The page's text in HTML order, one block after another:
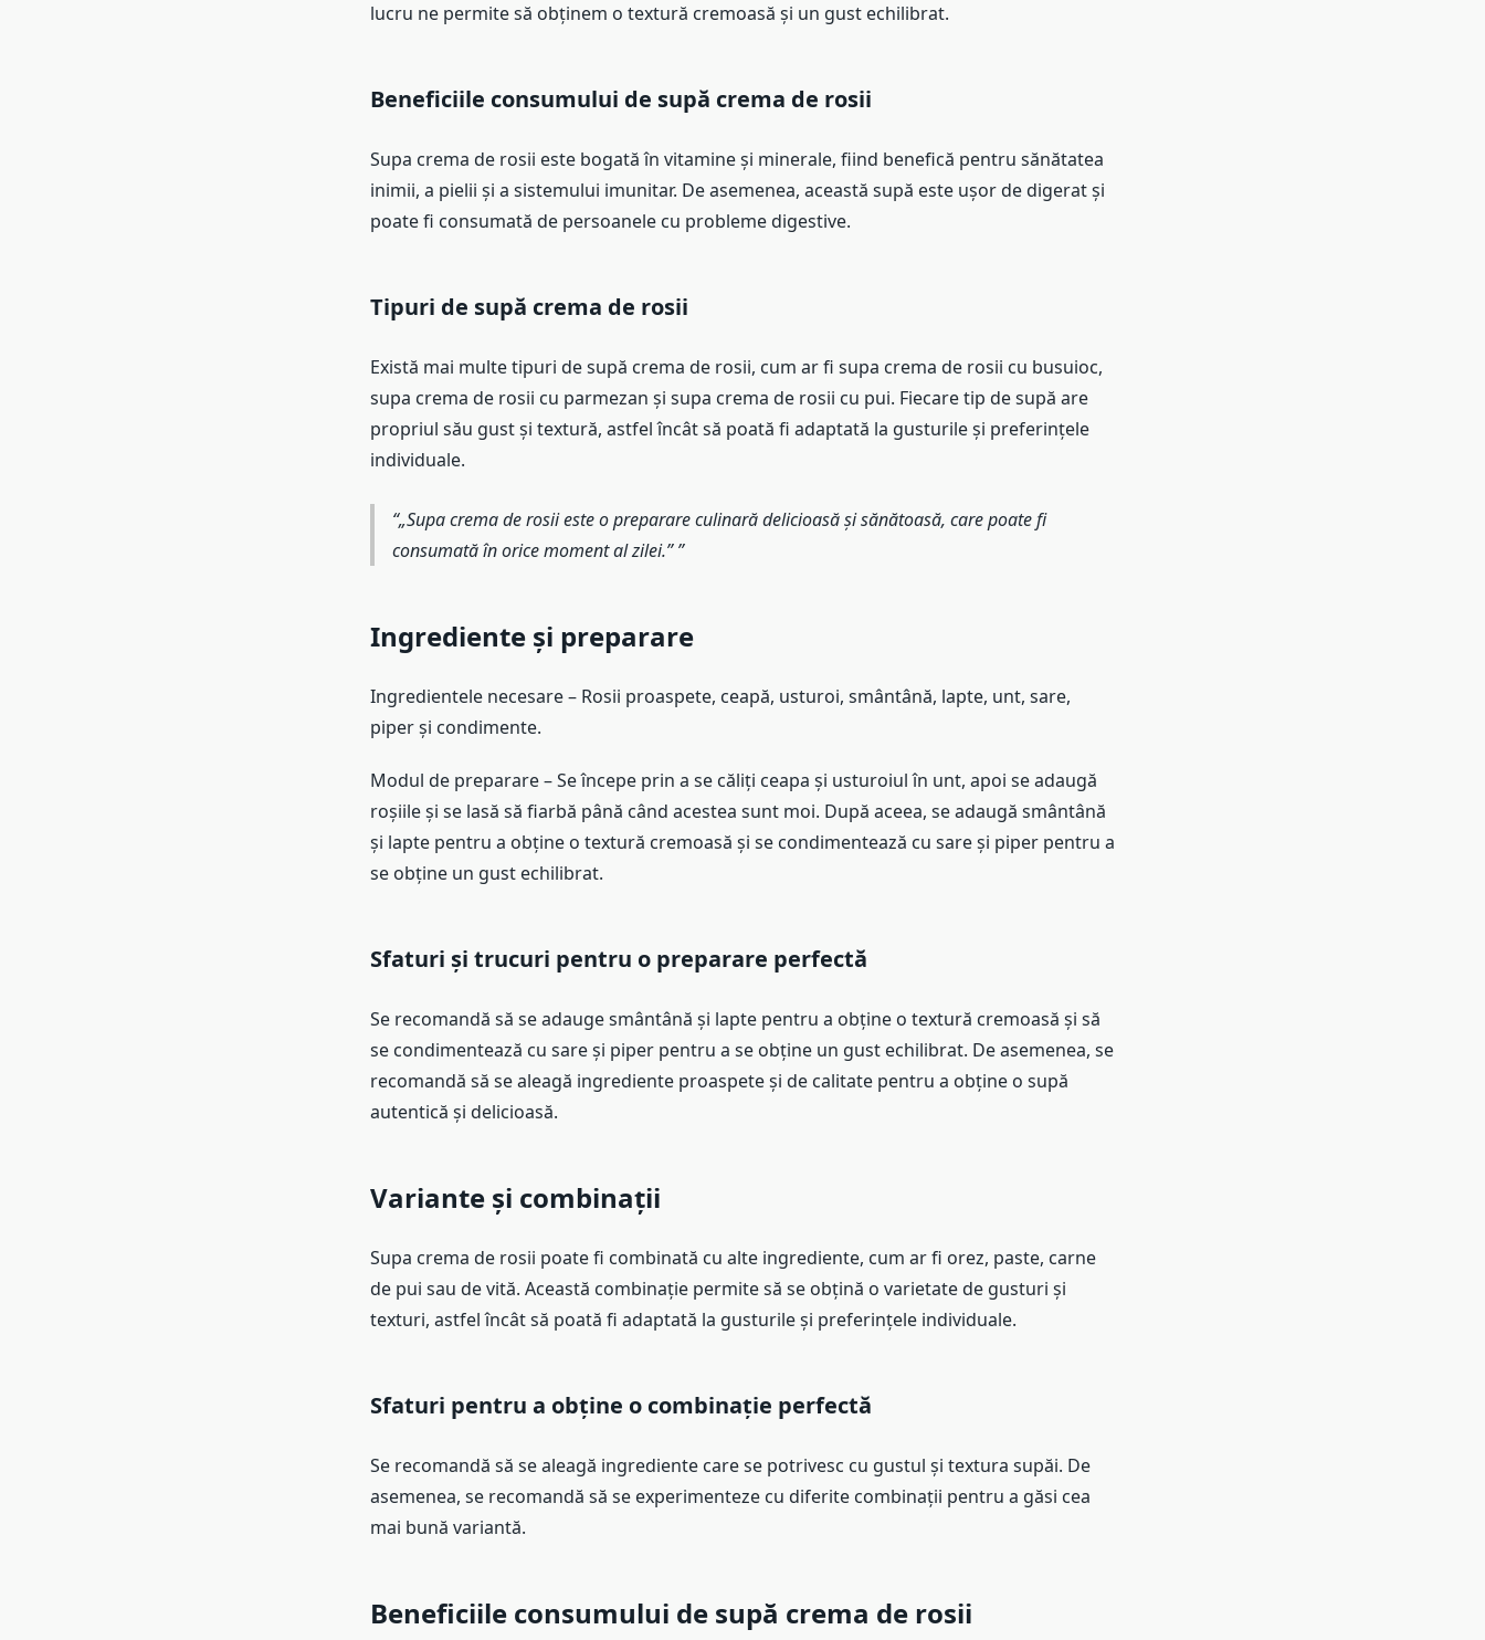
lucru ne permite să obținem o textură cremoasă și un gust echilibrat.
Beneficiile consumului de supă crema de rosii
Supa crema de rosii este bogată în vitamine și minerale, fiind benefică pentru sănătatea
inimii, a pielii și a sistemului imunitar. De asemenea, această supă este ușor de digerat și
poate fi consumată de persoanele cu probleme digestive.
Tipuri de supă crema de rosii
Există mai multe tipuri de supă crema de rosii, cum ar fi supa crema de rosii cu busuioc,
supa crema de rosii cu parmezan și supa crema de rosii cu pui. Fiecare tip de supă are
propriul său gust și textură, astfel încât să poată fi adaptată la gusturile și preferințele
individuale.
„Supa crema de rosii este o preparare culinară delicioasă și sănătoasă, care poate fi
consumată în orice moment al zilei.”
Ingrediente și preparare
Ingredientele necesare – Rosii proaspete, ceapă, usturoi, smântână, lapte, unt, sare,
piper și condimente.
Modul de preparare – Se începe prin a se căliți ceapa și usturoiul în unt, apoi se adaugă
roșiile și se lasă să fiarbă până când acestea sunt moi. După aceea, se adaugă smântână
și lapte pentru a obține o textură cremoasă și se condimentează cu sare și piper pentru a
se obține un gust echilibrat.
Sfaturi și trucuri pentru o preparare perfectă
Se recomandă să se adauge smântână și lapte pentru a obține o textură cremoasă și să
se condimentează cu sare și piper pentru a se obține un gust echilibrat. De asemenea, se
recomandă să se aleagă ingrediente proaspete și de calitate pentru a obține o supă
autentică și delicioasă.
Variante și combinații
Supa crema de rosii poate fi combinată cu alte ingrediente, cum ar fi orez, paste, carne
de pui sau de vită. Această combinație permite să se obțină o varietate de gusturi și
texturi, astfel încât să poată fi adaptată la gusturile și preferințele individuale.
Sfaturi pentru a obține o combinație perfectă
Se recomandă să se aleagă ingrediente care se potrivesc cu gustul și textura supăi. De
asemenea, se recomandă să se experimenteze cu diferite combinații pentru a găsi cea
mai bună variantă.
Beneficiile consumului de supă crema de rosii